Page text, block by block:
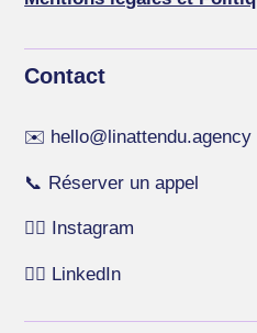
Contact
✉️ hello@linattendu.agency
📞 Réserver un appel
👉🏻 Instagram
👉🏻 LinkedIn